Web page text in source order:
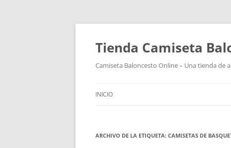
Tienda Camiseta
Camiseta Baloncesto Online – Una tienda de
INICIO
ARCHIVO DE LA ETIQUETA: CAMISETAS DE